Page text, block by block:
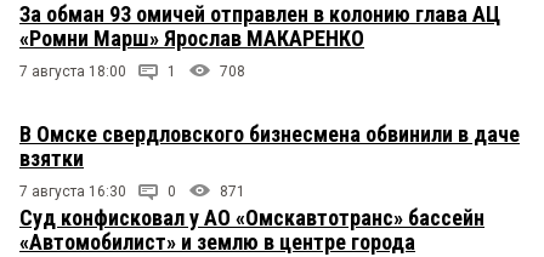
За обман 93 омичей отправлен в колонию глава АЦ
«Ромни Марш» Ярослав МАКАРЕНКО
7 августа 18:00 1 708
В Омске свердловского бизнесмена обвинили в даче
взятки
7 августа 16:30 0 871
Суд конфисковал у АО «Омскавтотранс» бассейн
«Автомобилист» и землю в центре города